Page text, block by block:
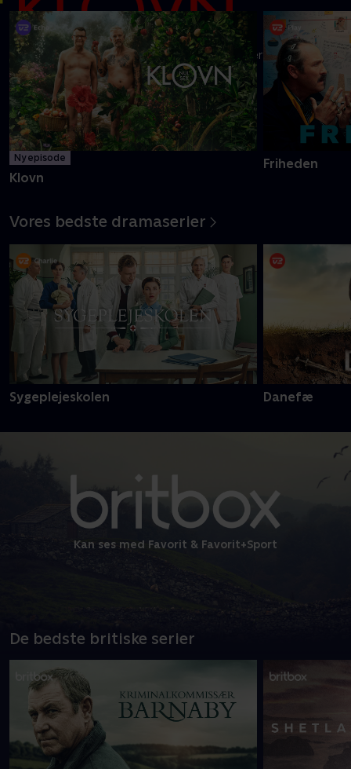
Danmarks pinligste makkerpar Frank og Casper navigerer livet
med tvivlsom succes
Mere info
Ny episode
Klovn
Friheden
Vores bedste dramaserier
Sygeplejeskolen Danefæ
Kan ses med Favorit & Favorit+Sport
De bedste britiske serier